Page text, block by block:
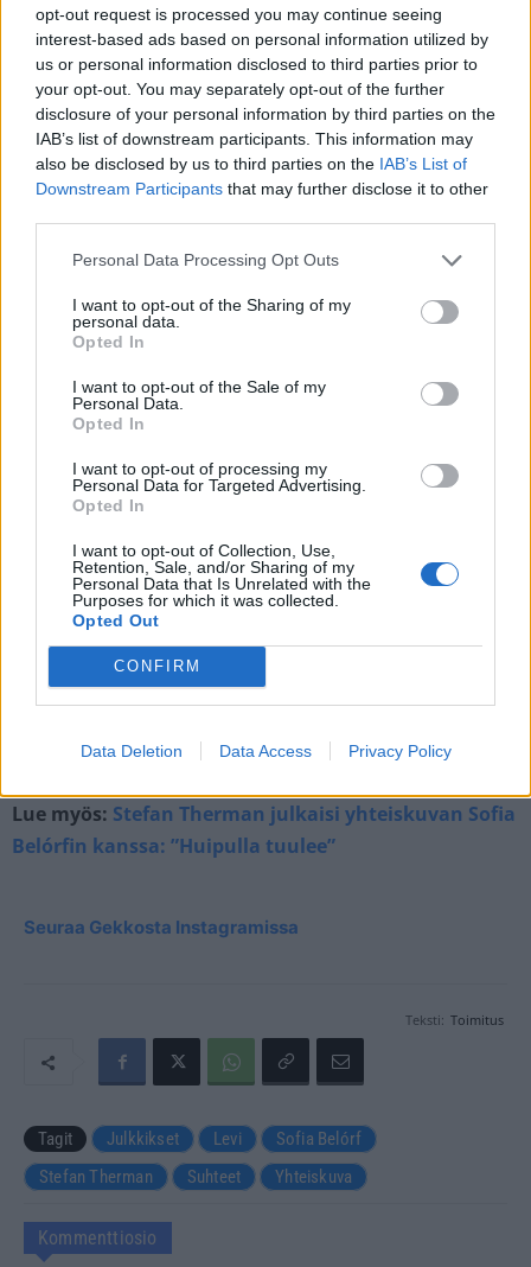
opt-out request is processed you may continue seeing
interest-based ads based on personal information utilized by
us or personal information disclosed to third parties prior to
your opt-out. You may separately opt-out of the further
disclosure of your personal information by third parties on the
IAB’s list of downstream participants. This information may
also be disclosed by us to third parties on the IAB’s List of
Downstream Participants that may further disclose it to other
Personal Data Processing Opt Outs
I want to opt-out of the Sharing of my
personal data.
Opted In
I want to opt-out of the Sale of my
Personal Data.
Opted In
I want to opt-out of processing my
Personal Data for Targeted Advertising.
Opted In
I want to opt-out of Collection, Use,
Retention, Sale, and/or Sharing of my
Personal Data that Is Unrelated with the
Purposes for which it was collected.
Opted Out
CONFIRM
Data Deletion Data Access Privacy Policy
View this post on Instagram
Lue myös: Stefan Therman julkaisi yhteiskuvan Sofia
Belórfin kanssa: ”Huipulla tuulee”
Seuraa Gekkosta Instagramissa
Teksti: Toimitus
Tagit Julkkikset Levi
Sofia Belórf
Stefan Therman
Suhteet Yhteiskuva
Kommenttiosio